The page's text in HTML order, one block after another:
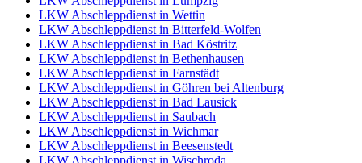
LKW Abschleppdienst in Wettin
LKW Abschleppdienst in Bitterfeld-Wolfen
LKW Abschleppdienst in Bad Köstritz
LKW Abschleppdienst in Bethenhausen
LKW Abschleppdienst in Farnstädt
LKW Abschleppdienst in Göhren bei Altenburg
LKW Abschleppdienst in Bad Lausick
LKW Abschleppdienst in Saubach
LKW Abschleppdienst in Wichmar
LKW Abschleppdienst in Beesenstedt
LKW Abschleppdienst in Wischroda